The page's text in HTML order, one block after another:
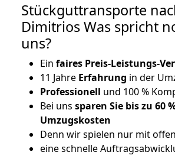
Stückguttransporte
Dimitrios Was spricht
uns?
Ein faires Preis-Leistungs-
11 Jahre Erfahrung in der
Professionell und 100 %
Bei uns sparen Sie bis zu 60
Umzugskosten
Denn wir spielen nur mit
eine schnelle